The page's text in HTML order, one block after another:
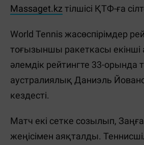
Massaget.kz тілшісі ҚТФ-ға
World Tennis жасөспірімдер
тоғызыншы ракеткасы
әлемдік рейтингте 33-орында
аустралиялық Даниэль
кездесті.
Матч екі сетке созылып,
жеңісімен аяқталды.